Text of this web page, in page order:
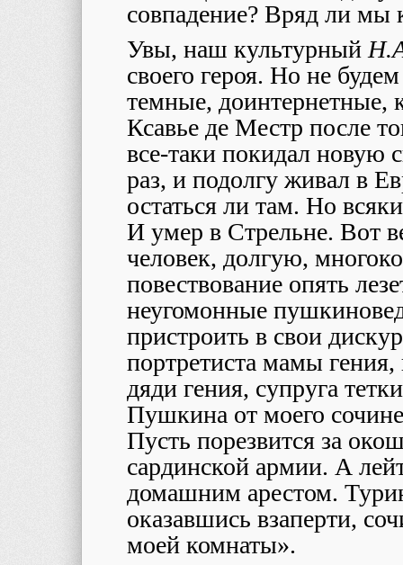
совпадение? Вряд ли мы
Увы, наш культурный H.
своего героя. Но не
темные, доинтернетные,
Ксавье де Местр после
все-таки покидал новую
раз, и подолгу живал в
остаться ли там. Но
И умер в Стрельне. Вот
человек, долгую,
повествование опять
неугомонные
пристроить в свои
портретиста мамы
дяди гения, супруга
Пушкина от моего
Пусть порезвится за
сардинской армии. А
домашним арестом.
оказавшись взаперти,
моей комнаты».